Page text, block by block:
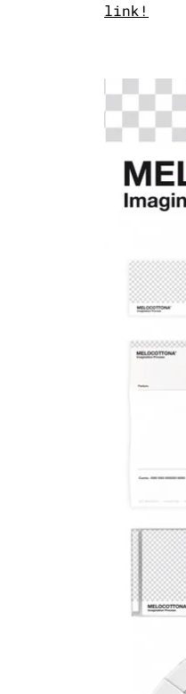
link!